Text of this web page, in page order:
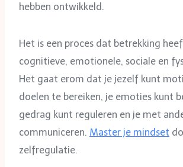
hebben ontwikkeld.
Het is een proces dat betrekking
cognitieve, emotionele, sociale en
Het gaat erom dat je jezelf kunt
doelen te bereiken, je emoties kunt
gedrag kunt reguleren en je met
communiceren. Master je mindset
zelfregulatie.